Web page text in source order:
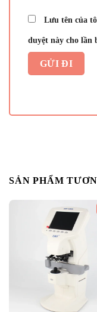
Lưu tên của
duyệt này cho lần
SẢN PHẨM